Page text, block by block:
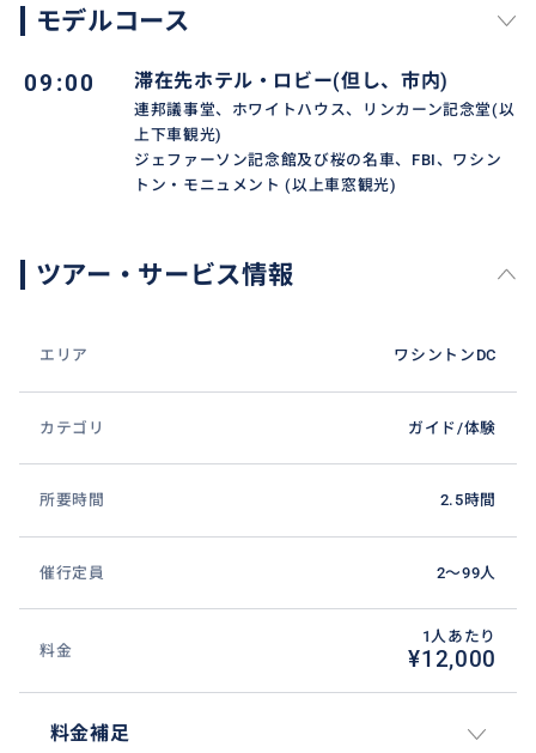
モデルコース
09:00 滞在先ホテル・ロビー(但し、市内)
連邦議事堂、ホワイトハウス、リンカーン記念堂(以
上下車観光)
ジェファーソン記念館及び桜の名車、FBI、ワシン
トン・モニュメント (以上車窓観光)
ツアー・サービス情報
エリア ワシントンDC
カテゴリ ガイド/体験
所要時間 2.5時間
催行定員 2〜99人
料金
1人あたり
¥12,000
料金補足